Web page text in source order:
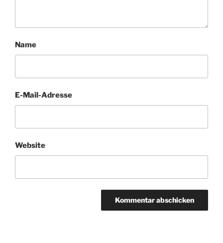
Name
E-Mail-Adresse
Website